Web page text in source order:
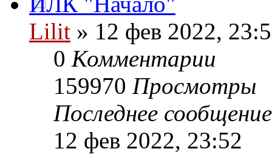
Lilit » 12 фев 2022,
0 Комментарии
159970 Просмотры
Последнее
12 фев 2022, 23:52